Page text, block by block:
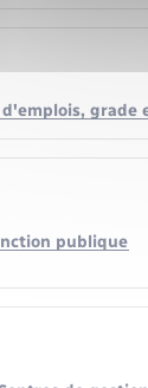
grade
publique